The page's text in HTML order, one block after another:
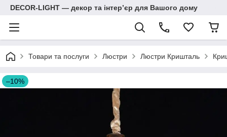
DECOR-LIGHT — декор та інтерʼєр для Вашого дому
Товари та послуги Люстри Люстри Кришталь
–10%